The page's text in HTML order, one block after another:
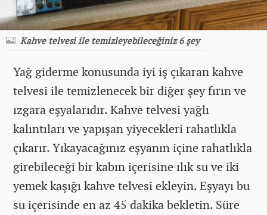
Kahve telvesi ile temizleyebileceğiniz 6 şey
Yağ giderme konusunda iyi iş çıkaran kahve
telvesi ile temizlenecek bir diğer şey fırın ve
ızgara eşyalarıdır. Kahve telvesi yağlı
kalıntıları ve yapışan yiyecekleri rahatlıkla
çıkarır. Yıkayacağınız eşyanın içine rahatlıkla
girebileceği bir kabın içerisine ılık su ve iki
yemek kaşığı kahve telvesi ekleyin. Eşyayı bu
su içerisinde en az 45 dakika bekletin. Süre